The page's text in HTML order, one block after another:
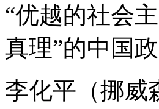
“优越的社会
真理”的中国
李化平（挪威